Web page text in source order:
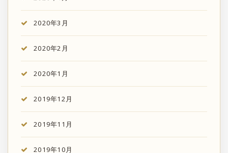
2020年3月
2020年2月
2020年1月
2019年12月
2019年11月
2019年10月